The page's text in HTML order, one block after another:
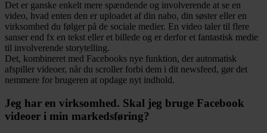
Det er ganske enkelt mere spændende og involverende at se en
video, hvad enten den er uploadet af din nabo, din søster eller en
virksomhed du følger på de sociale medier. En video taler til flere
sanser end fx en tekst eller et billede og er derfor et fantastisk medie
til involverende storytelling.
Det, kombineret med Facebooks nye funktion, der automatisk
afspiller videoer, når du scroller forbi dem i dit newsfeed, gør det
nemmere for brugeren at opdage nyt indhold.
Jeg har en virksomhed. Skal jeg bruge Facebook
videoer i min markedsføring?